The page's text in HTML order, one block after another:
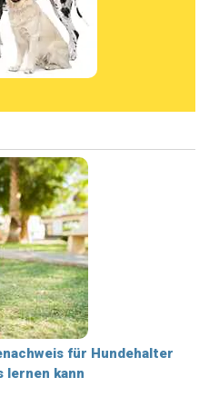
für Hundehalter
lernen kann